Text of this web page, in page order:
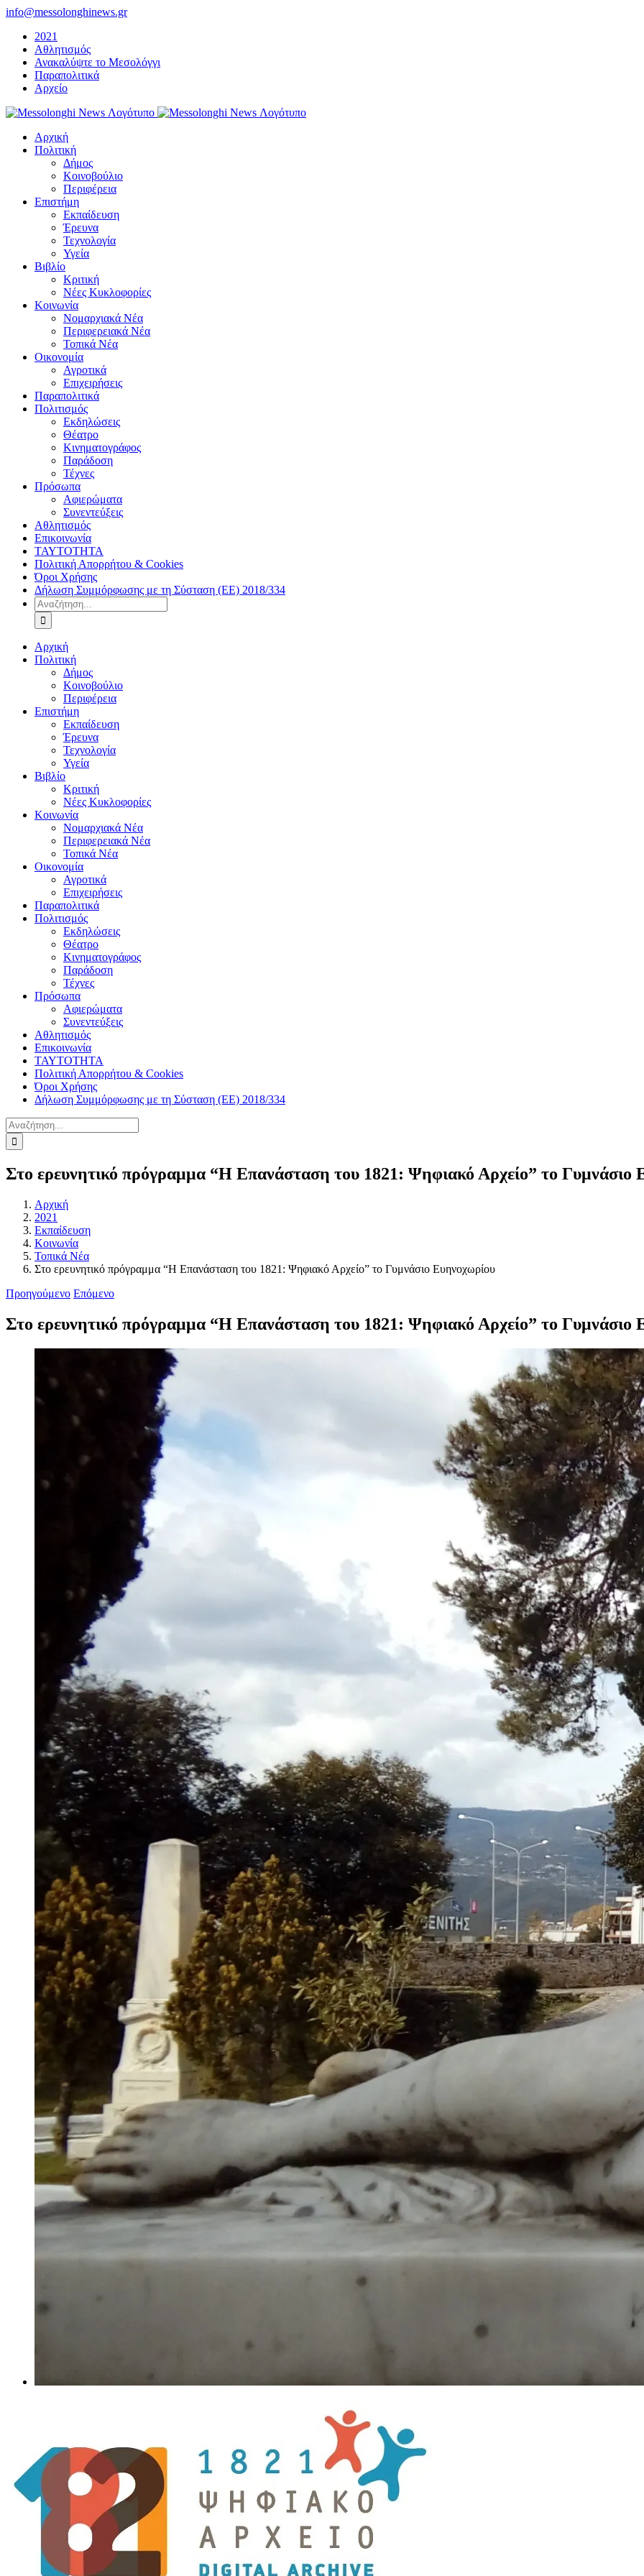
Μετάβαση
περιεχόμενο
info@messolonghinews.gr
2021
Αθλητισμός
Ανακαλύψτε το Μεσολόγγι
Παραπολιτικά
Αρχείο
Αρχική
Πολιτική
Δήμος
Κοινοβούλιο
Περιφέρεια
Επιστήμη
Εκπαίδευση
Έρευνα
Τεχνολογία
Υγεία
Βιβλίο
Κριτική
Νέες Κυκλοφορίες
Κοινωνία
Νομαρχιακά Νέα
Περιφερειακά Νέα
Τοπικά Νέα
Οικονομία
Αγροτικά
Επιχειρήσεις
Παραπολιτικά
Πολιτισμός
Εκδηλώσεις
Θέατρο
Κινηματογράφος
Παράδοση
Τέχνες
Πρόσωπα
Αφιερώματα
Συνεντεύξεις
Αθλητισμός
Επικοινωνία
ΤΑΥΤΟΤΗΤΑ
Πολιτική Απορρήτου & Cookies
Όροι Χρήσης
Δήλωση Συμμόρφωσης με τη Σύσταση (ΕΕ) 2018/334
Αναζήτηση
για:
Αρχική
Πολιτική
Δήμος
Κοινοβούλιο
Περιφέρεια
Επιστήμη
Εκπαίδευση
Έρευνα
Τεχνολογία
Υγεία
Βιβλίο
Κριτική
Νέες Κυκλοφορίες
Κοινωνία
Νομαρχιακά Νέα
Περιφερειακά Νέα
Τοπικά Νέα
Οικονομία
Αγροτικά
Επιχειρήσεις
Παραπολιτικά
Πολιτισμός
Εκδηλώσεις
Θέατρο
Κινηματογράφος
Παράδοση
Τέχνες
Πρόσωπα
Αφιερώματα
Συνεντεύξεις
Αθλητισμός
Επικοινωνία
ΤΑΥΤΟΤΗΤΑ
Πολιτική Απορρήτου & Cookies
Όροι Χρήσης
Δήλωση Συμμόρφωσης με τη Σύσταση (ΕΕ) 2018/334
Αναζήτηση
για:
Στο ερευνητικό πρόγραμμα “Η Επανάσταση του 1821: Ψηφιακό Αρχείο” το Γυμνάσιο
Αρχική
2021
Εκπαίδευση
Κοινωνία
Τοπικά Νέα
Στο ερευνητικό πρόγραμμα “Η Επανάσταση του 1821: Ψηφιακό Αρχείο” το Γυμνάσιο Ευηνοχωρίου
Προηγούμενο Επόμενο
Στο ερευνητικό πρόγραμμα “Η Επανάσταση του 1821: Ψηφιακό Αρχείο” το Γυμνάσιο
εικόνας